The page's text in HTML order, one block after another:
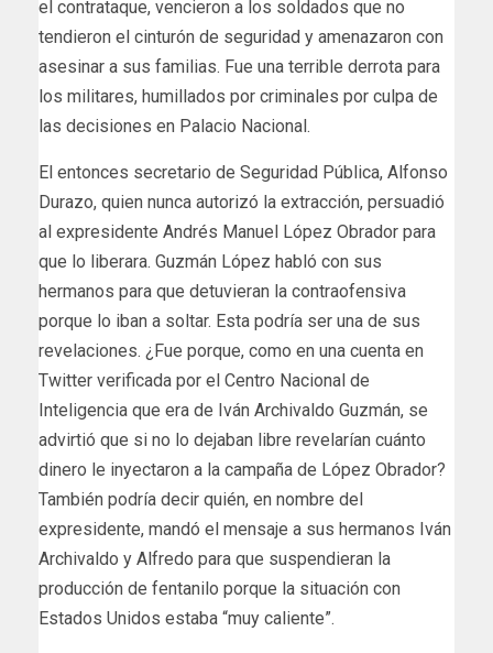
el contrataque, vencieron a los soldados que no
tendieron el cinturón de seguridad y amenazaron con
asesinar a sus familias. Fue una terrible derrota para
los militares, humillados por criminales por culpa de
las decisiones en Palacio Nacional.
El entonces secretario de Seguridad Pública, Alfonso
Durazo, quien nunca autorizó la extracción, persuadió
al expresidente Andrés Manuel López Obrador para
que lo liberara. Guzmán López habló con sus
hermanos para que detuvieran la contraofensiva
porque lo iban a soltar. Esta podría ser una de sus
revelaciones. ¿Fue porque, como en una cuenta en
Twitter verificada por el Centro Nacional de
Inteligencia que era de Iván Archivaldo Guzmán, se
advirtió que si no lo dejaban libre revelarían cuánto
dinero le inyectaron a la campaña de López Obrador?
También podría decir quién, en nombre del
expresidente, mandó el mensaje a sus hermanos Iván
Archivaldo y Alfredo para que suspendieran la
producción de fentanilo porque la situación con
Estados Unidos estaba “muy caliente”.